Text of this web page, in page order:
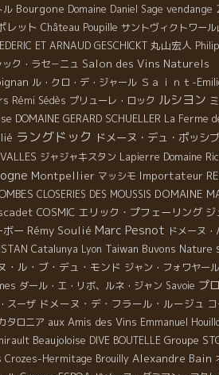
ル Bourgone Domaine Daniel Sage vendange
レット Château Poupille サントヴィクトワール
ET ARNAUD GESCHICKT 丸山宏人
ク・ラセ－ニュ Salon des Vins Naturels
ル・クロ・デ・ジャール Ｓａｉｎｔ-
Rémi Sédès プリューレ・ロック ルシヨン
DOMAINE GERARD SCHUELLER La Ferme
ラングドック ドメーヌ・デュ・ポッシ
ジャジャキスタン Lapierre Domaine
Montpellier マッシモ Importateur
CLOSERIES DES MOUSSIS DOMAINE
COSMIC エリック・プフェーリング ジ
ボー Rémy Soulié Marc Pesnot ドメーヌ
Catalunya Lyon Taiwan Buvons Nature
・ル・ブ・デュ・モンド ジャン・フォワヤール
ダール・エ・リボ、ルネ・ジャン Savoie プ
スーザ ドメーヌ・デ・フラール・ルージュ
タロニア aux Amis des Vins Emmanuel
Beaujoloise DIVE BOUTELLE Groupe
Crozes-Hermitage Brouilly Alexandre Bain